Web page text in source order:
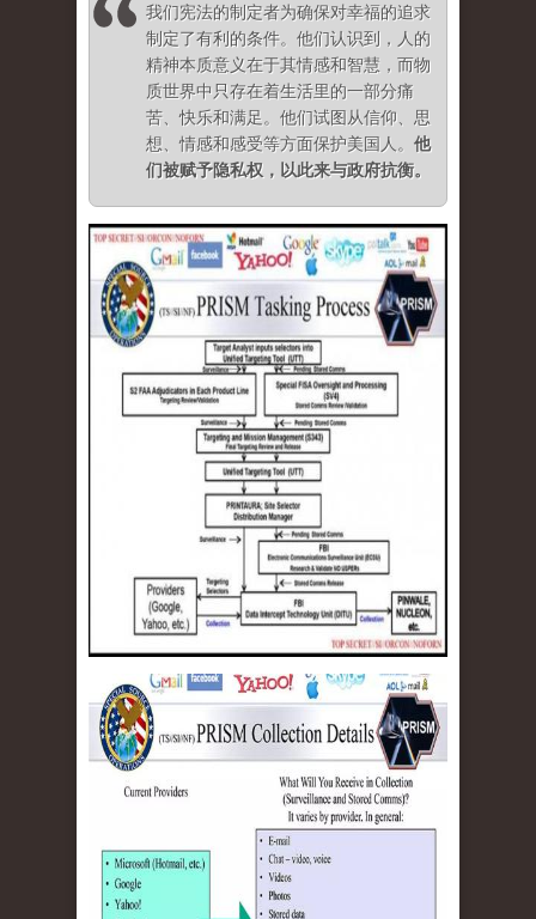
我们宪法的制定者为确保对幸福的追求
制定了有利的条件。他们认识到，人的
精神本质意义在于其情感和智慧，而物
质世界中只存在着生活里的一部分痛
苦、快乐和满足。他们试图从信仰、思
想、情感和感受等方面保护美国人。 他
们被赋予隐私权，以此来与政府抗衡。